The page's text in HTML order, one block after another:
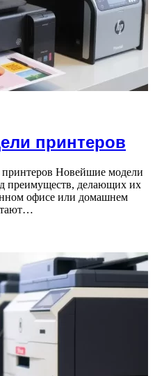
принтеров
Новейшие модели
преимуществ, делающих их
офисе или домашнем